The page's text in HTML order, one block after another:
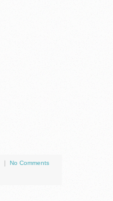
No Comments